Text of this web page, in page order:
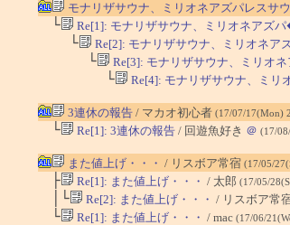
モナリザサウナ、ミリオネアズパレスサ
└ Re[1]: モナリザサウナ、ミリオネアズ
└ Re[2]: モナリザサウナ、ミリオネア
└ Re[3]: モナリザサウナ、ミリオ
└ Re[4]: モナリザサウナ、ミリ
3連休の報告/ マカオ初心者 (17/07/17(Mon)
└ Re[1]: 3連休の報告/ 回遊魚好き ＠ (17/
また値上げ・・・ / リスボア常宿 (17/05/
├ Re[1]: また値上げ・・・ / 太郎 (17/05/
│└ Re[2]: また値上げ・・・ / リスボア常
└ Re[1]: また値上げ・・・ / mac (17/06/